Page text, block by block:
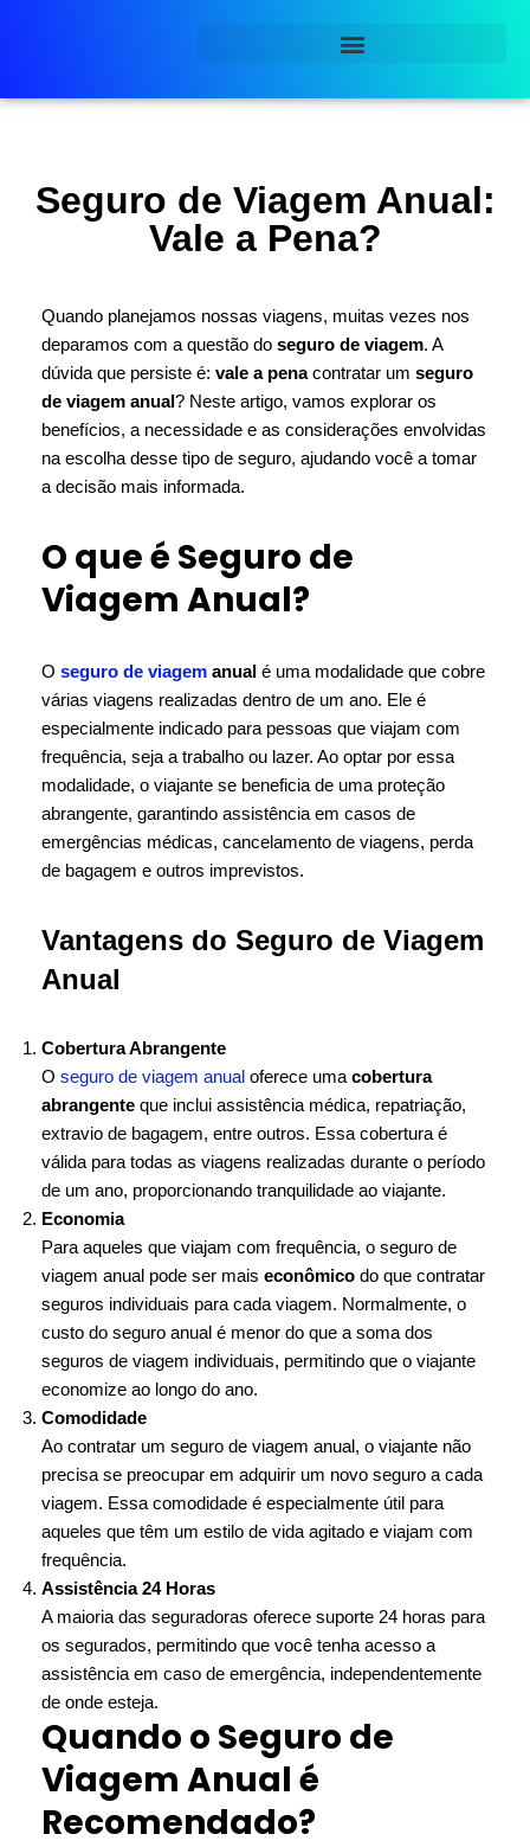
Seguro de Viagem Anual:
Vale a Pena?
Quando planejamos nossas viagens, muitas vezes nos
deparamos com a questão do seguro de viagem. A
dúvida que persiste é: vale a penacontratar um seguro
de viagem anual? Neste artigo, vamos explorar os
benefícios, a necessidade e as considerações envolvidas
na escolha desse tipo de seguro, ajudando você a tomar
a decisão mais informada.
O que é Seguro de
Viagem Anual?
O seguro de viagem anual é uma modalidade que cobre
várias viagens realizadas dentro de um ano. Ele é
especialmente indicado para pessoas que viajam com
frequência, seja a trabalho ou lazer. Ao optar por essa
modalidade, o viajante se beneficia de uma proteção
abrangente, garantindo assistência em casos de
emergências médicas, cancelamento de viagens, perda
de bagagem e outros imprevistos.
Vantagens do Seguro de Viagem
Anual
Cobertura Abrangente
O seguro de viagem anual oferece uma cobertura
abrangente que inclui assistência médica, repatriação,
extravio de bagagem, entre outros. Essa cobertura é
válida para todas as viagens realizadas durante o período
de um ano, proporcionando tranquilidade ao viajante.
Economia
Para aqueles que viajam com frequência, o seguro de
viagem anual pode ser mais econômico do que contratar
seguros individuais para cada viagem. Normalmente, o
custo do seguro anual é menor do que a soma dos
seguros de viagem individuais, permitindo que o viajante
economize ao longo do ano.
Comodidade
Ao contratar um seguro de viagem anual, o viajante não
precisa se preocupar em adquirir um novo seguro a cada
viagem. Essa comodidade é especialmente útil para
aqueles que têm um estilo de vida agitado e viajam com
frequência.
Assistência 24 Horas
A maioria das seguradoras oferece suporte 24 horas para
os segurados, permitindo que você tenha acesso a
assistência em caso de emergência, independentemente
de onde esteja.
Quando o Seguro de
Viagem Anual é
Recomendado?